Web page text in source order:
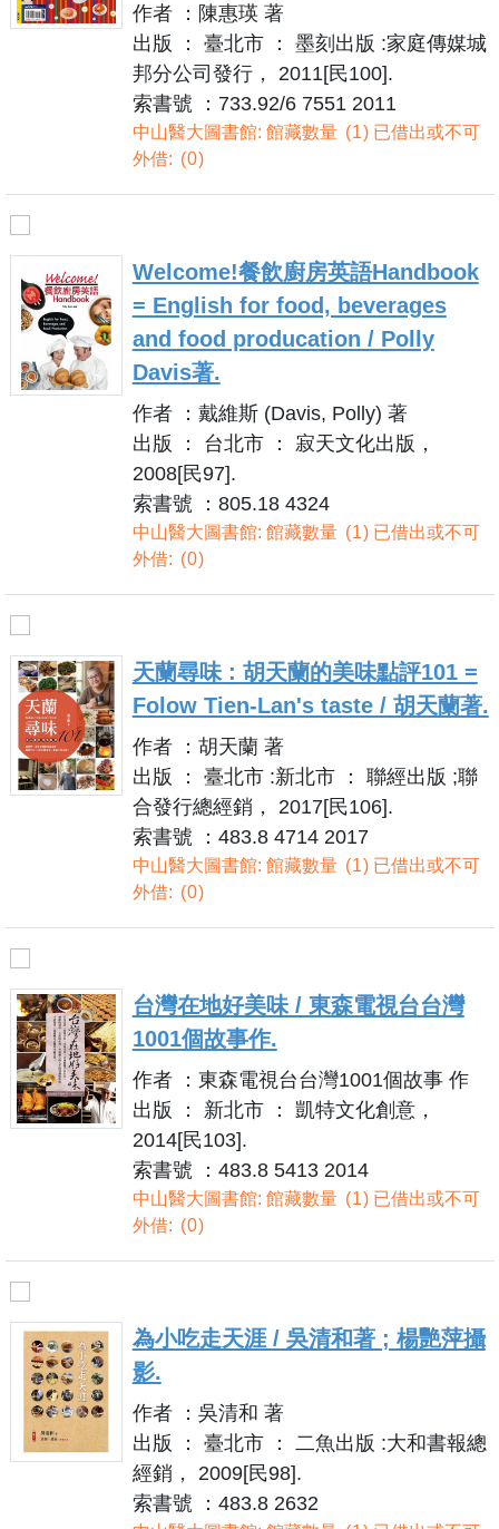
作者 ：陳惠瑛 著
出版 ： 臺北市 ： 墨刻出版 :家庭傳媒城
邦分公司發行， 2011[民100].
索書號 ：733.92/6 7551 2011
中山醫大圖書館: 館藏數量 1 已借出或不可
外借:
0
Welcome!餐飲廚房英語Handbook
= English for food, beverages
and food producation / Polly
Davis著.
作者 ：戴維斯 (Davis, Polly) 著
出版 ： 台北市 ： 寂天文化出版，
2008[民97].
索書號 ：805.18 4324
中山醫大圖書館: 館藏數量 1 已借出或不可
外借:
0
天蘭尋味 : 胡天蘭的美味點評101 =
Folow Tien-Lan's taste / 胡天蘭著.
作者 ：胡天蘭 著
出版 ： 臺北市 :新北市 ： 聯經出版 ;聯
合發行總經銷， 2017[民106].
索書號 ：483.8 4714 2017
中山醫大圖書館: 館藏數量 1 已借出或不可
外借:
0
台灣在地好美味 / 東森電視台台灣
1001個故事作.
作者 ：東森電視台台灣1001個故事 作
出版 ： 新北市 ： 凱特文化創意，
2014[民103].
索書號 ：483.8 5413 2014
中山醫大圖書館: 館藏數量 1 已借出或不可
外借:
0
為小吃走天涯 / 吳清和著 ; 楊艷萍攝
影.
作者 ：吳清和 著
出版 ： 臺北市 ： 二魚出版 :大和書報總
經銷， 2009[民98].
索書號 ：483.8 2632